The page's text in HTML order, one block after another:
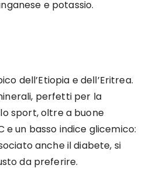
e potassio.
dell’Etiopia e dell’Eritrea.
perfetti per la
sport, oltre a buone
e un basso indice glicemico:
anche il diabete, si
da preferire.